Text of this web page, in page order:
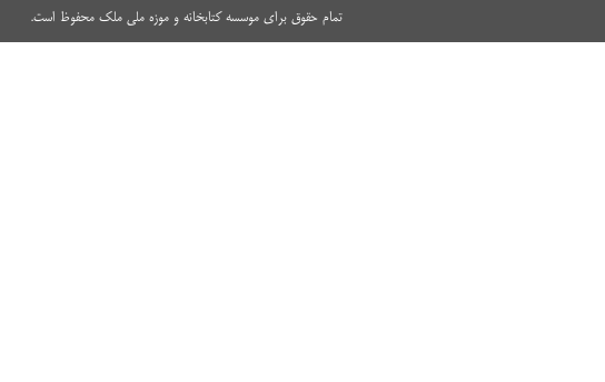
تمام حقوق برای موسسه کتابخانه و موزه ملی ملک محفوظ است.